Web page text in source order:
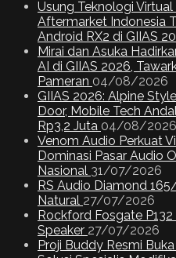
Usung Teknologi
Aftermarket Indonesia
Android RX2 di GIIAS
Mirai dan Asuka
AI di GIIAS 2026,
Pameran 04/08/2026
GIIAS 2026: Alpine
Door, Mobile Tech
Rp3,2 Juta 04/08/2026
Venom Audio Perkuat
Dominasi Pasar Audio
Nasional 31/07/2026
RS Audio Diamond
Natural 27/07/2026
Rockford Fosgate
Speaker 27/07/2026
Proji Buddy Resmi